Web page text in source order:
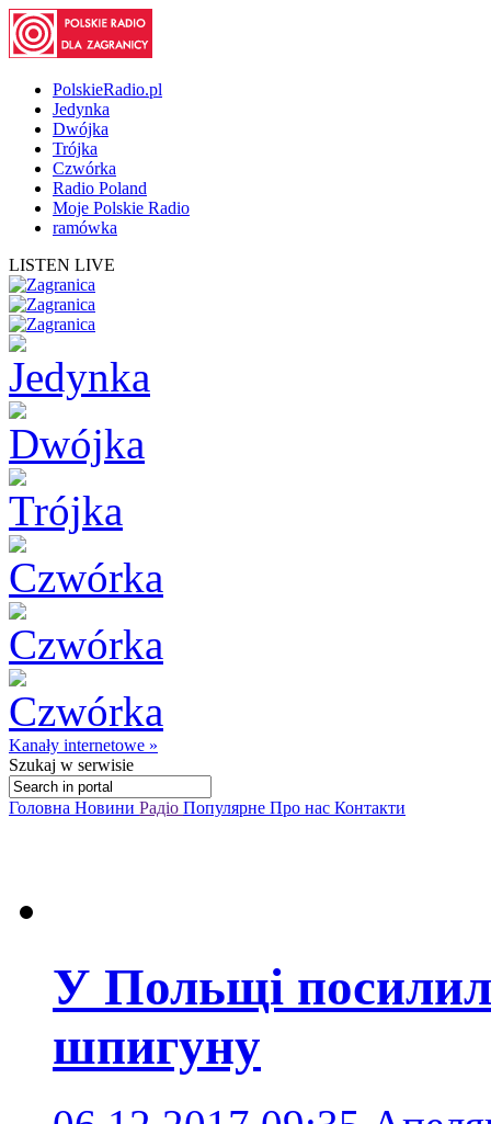
PolskieRadio.pl
Jedynka
Dwójka
Trójka
Czwórka
Radio Poland
Moje Polskie Radio
ramówka
LISTEN LIVE
Kanały internetowe »
Szukaj w serwisie
Головна Новини Радіо Популярне Про нас Контакти
У Польщі
шпигуну